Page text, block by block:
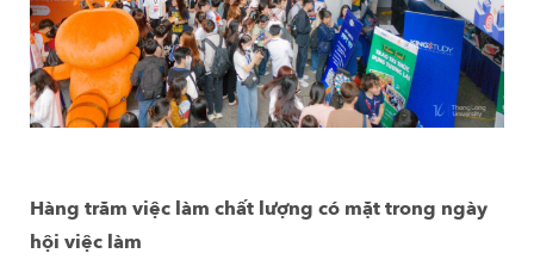
Hàng trăm việc làm chất lượng có mặt trong ngày
hội việc làm